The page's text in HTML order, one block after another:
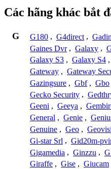
Các hãng khác bắt
G G180 , G4direct ,
Gaines Dvr , Galaxy ,
Galaxy S3 , Galaxy S4 ,
Gateway , Gateway
Gazingsure , Gbf , Gbo
Gecko Security ,
Geeni , Geeya ,
General , Genie ,
Genuine , Geo ,
Gi-star Srl , Gid20m-
Gigamedia , Ginzzu ,
Giraffe , Gise , Giucam